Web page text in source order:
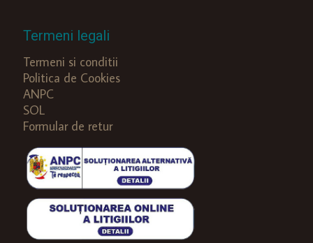
Termeni legali
Termeni si conditii
Politica de Cookies
ANPC
SOL
Formular de retur